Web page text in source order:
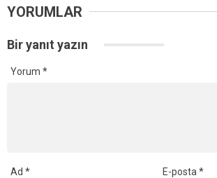
YORUMLAR
Bir yanıt yazın
Yorum *
Ad * E-posta*